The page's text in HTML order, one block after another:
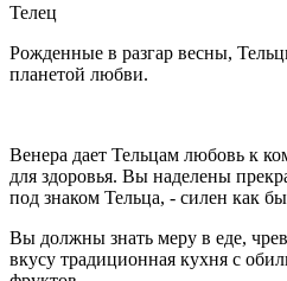
Телец
Рожденные в разгар весны,
планетой любви.
Венера дает Тельцам любовь к
для здоровья. Вы наделены
под знаком Тельца, - силен как
Вы должны знать меру в еде,
вкусу традиционная кухня с